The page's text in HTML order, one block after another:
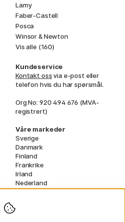
Lamy
Faber-Castell
Posca
Winsor & Newton
Vis alle (160)
Kundeservice
Kontakt ossvia e-post eller
telefon hvis du har spørsmål.
Org No: 920 494 676 (MVA-
registrert)
Våre markeder
Sverige
Danmark
Finland
Frankrike
Irland
Nederland
Tyskland